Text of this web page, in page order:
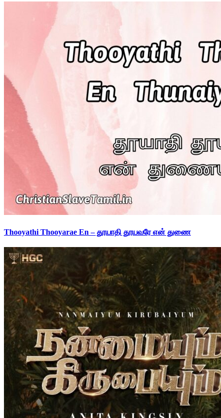
Thooyathi Thooyarae En – தூயாதி தூயவரே என் துணை